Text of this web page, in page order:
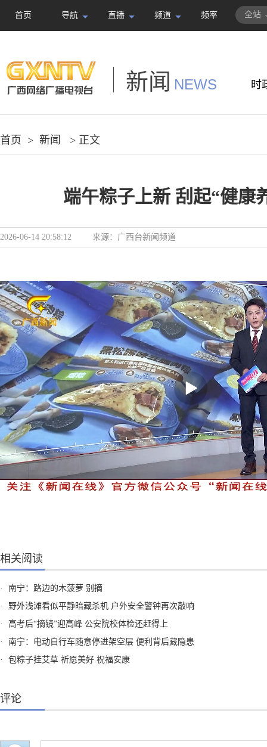
首页 导航 直播 频道 频率 全站
新闻 NEWS 时
首页 > 新闻 > 正文
端午粽子上新 刮起“健康
2026-06-14 20:58:12 来源： 广西台新闻频道
相关阅读
·
南宁：路边的木菠萝 别摘
·
野外浅滩看似平静暗藏杀机 户外安全警钟再次敲响
·
高考后“摘镜”迎高峰 公安院校体检还赶得上
·
南宁：电动自行车随意停进架空层 便利背后藏隐患
·
包粽子挂艾草 祈愿美好 祝福安康
评论